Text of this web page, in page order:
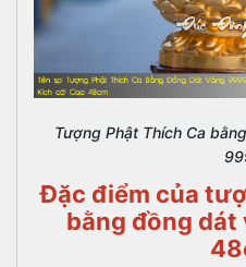
Tượng Phật Thích Ca
Đặc điểm của
bằng đồng